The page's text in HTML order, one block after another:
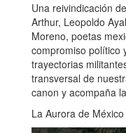
Una reivindicación
Arthur, Leopoldo
Moreno, poetas
compromiso político
trayectorias
transversal de
canon y acompaña
La Aurora de México